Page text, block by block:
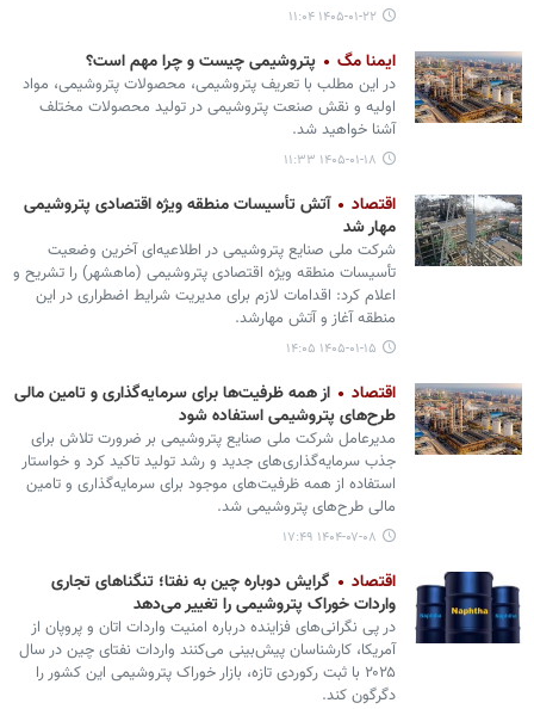
۱۴۰۵-۰۱-۲۲ ۱۱:۰۴
ایمنا مگ پتروشیمی چیست و چرا مهم است؟
در این مطلب با تعریف پتروشیمی، محصولات پتروشیمی، مواد
اولیه و نقش صنعت پتروشیمی در تولید محصولات مختلف
آشنا خواهید شد.
۱۴۰۵-۰۱-۱۸ ۱۱:۳۳
اقتصاد
آتش تأسیسات منطقه ویژه اقتصادی پتروشیمی
مهار شد
‏شرکت ملی صنایع پتروشیمی در اطلاعیه‌ای آخرین وضعیت
تأسیسات منطقه ویژه اقتصادی پتروشیمی (ماهشهر)‌ را تشریح و
اعلام کرد: اقدامات لازم برای مدیریت شرایط اضطراری در این
منطقه آغاز و آتش مهارشد.
۱۴۰۵-۰۱-۱۵ ۱۴:۰۵
اقتصاد
از همه ظرفیت‌ها برای سرمایه‌گذاری و تامین مالی
طرح‌های پتروشیمی استفاده شود
مدیرعامل شرکت ملی صنایع پتروشیمی بر ضرورت تلاش برای
جذب سرمایه‌گذاری‌های جدید و رشد تولید تاکید کرد و خواستار
استفاده از همه ظرفیت‌های موجود برای سرمایه‌گذاری و تامین
مالی طرح‌های پتروشیمی شد.
۱۴۰۴-۰۷-۰۸ ۱۷:۴۹
اقتصاد
گرایش دوباره چین به نفتا؛ تنگناهای تجاری
واردات خوراک پتروشیمی را تغییر می‌دهد
در پی نگرانی‌های فزاینده درباره امنیت واردات اتان و پروپان از
آمریکا، کارشناسان پیش‌بینی می‌کنند واردات نفتای چین در سال
۲۰۲۵ با ثبت رکوردی تازه، بازار خوراک پتروشیمی این کشور را
دگرگون کند.